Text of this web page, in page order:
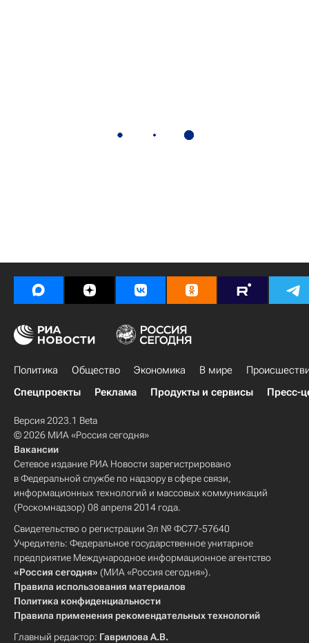
Политика Общество Экономика В мире
Спецпроекты
Реклама Продукты и сервисы Пресс-
Версия 2023.1 Beta
© 2026 МИА «Россия сегодня»
Вакансии
Сетевое издание РИА Новости зарегистрировано
в Федеральной службе по надзору в сфере связи,
информационных технологий и массовых коммуникаций
(Роскомнадзор) 08 апреля 2014 года.
Свидетельство о регистрации Эл № ФС77-57640
Учредитель: Федеральное государственное унитарное
предприятие Международное информационное агентство
«Россия сегодня» (МИА «Россия сегодня»).
Правила использования материалов
Политика конфиденциальности
Правила применения рекомендательных технологий
Главный редактор: Гаврилова А.В.